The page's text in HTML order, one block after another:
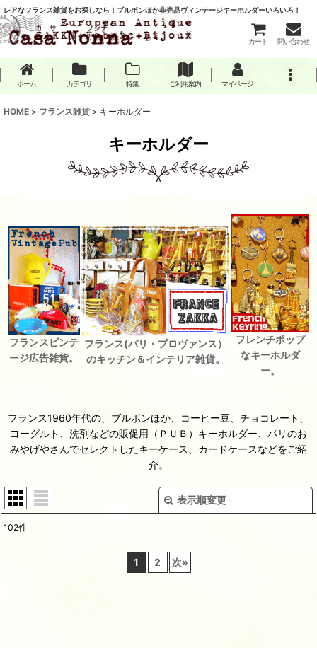
レアなフランス雑貨をお探しなら！ブルボンほか非売品ヴィンテージキーホルダーいろいろ！
カート 問い合わせ
ホーム カテゴリ 特集 ご利用案内 マイページ
HOME > フランス雑貨 > キーホルダー
キーホルダー
フランスビンテ
ージ広告雑貨。
フランス(パリ・プロヴァンス）
のキッチン＆インテリア雑貨。
フレンチポップ
なキーホルダ
ー。
フランス1960年代の、ブルボンほか、コーヒー豆、チョコレート、
ヨーグルト、洗剤などの販促用（ＰＵＢ）キーホルダー、パリのお
みやげやさんでセレクトしたキーケース、カードケースなどをご紹
介。
表示順変更
102件
1 2 次»